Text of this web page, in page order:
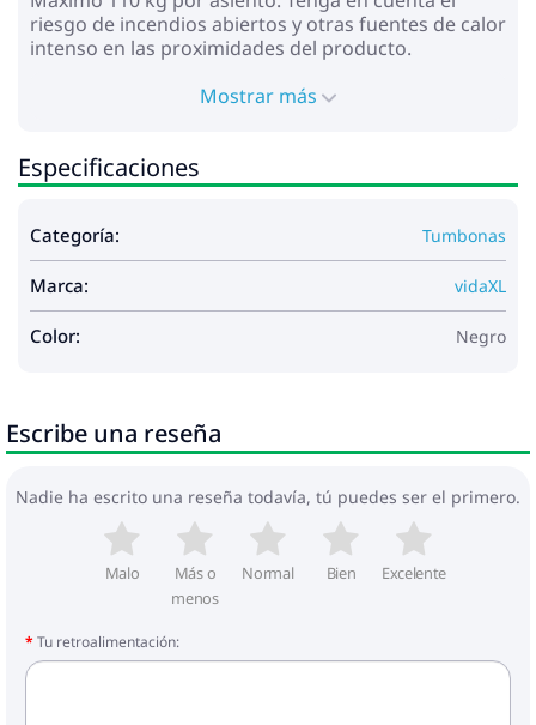
riesgo de incendios abiertos y otras fuentes de calor
intenso en las proximidades del producto.
Mostrar más
Especificaciones
Categoría: Tumbonas
Marca: vidaXL
Color: Negro
Escribe una reseña
Nadie ha escrito una reseña todavía, tú puedes ser el primero.
Malo
Más o
menos
Normal Bien Excelente
Tu retroalimentación: